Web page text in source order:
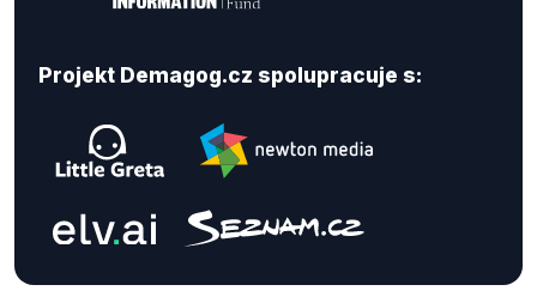
Projekt Demagog.cz spolupracuje s: